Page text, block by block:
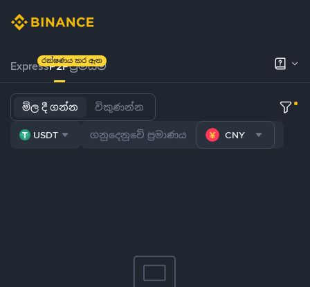
ExpressP2Pප්‍රිමියම්
රක්ෂණය කර ඇත
මිල දී ගන්න විකුණන්න
USDT CNY